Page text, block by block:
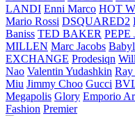
LANDI Enni Marco HOT
Mario Rossi DSQUARED2
Baniss TED BAKER PEPE
MILLEN Marc Jacobs
EXCHANGE Prodesiqn
Nao Valentin Yudashkin Ray
Miu Jimmy Choo Gucci
Megapolis Glory Emporio
Fashion Premier